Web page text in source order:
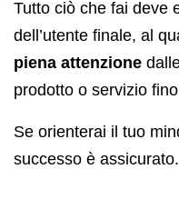
Tutto ciò che fai deve
dell’utente finale, al
piena attenzione
prodotto o servizio
Se orienterai il tuo
successo è assicurato.